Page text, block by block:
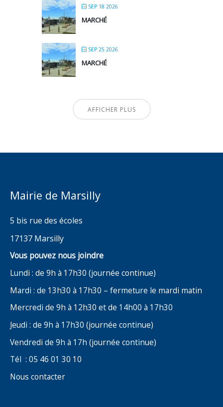
SEP 18 2026
MARCHÉ
SEP 25 2026
MARCHÉ
AFFICHER PLUS
Mairie de Marsilly
5 bis rue des écoles
17137 Marsilly
Vous pouvez nous joindre
Lundi : de 9h à 17h30 (journée continue)
Mardi : de 13h30 à 17h30 – fermeture le mardi matin
Mercredi de 9h à 12h30 et de 14h00 à 17h30
Jeudi : de 9h à 17h30 (journée continue)
Vendredi de 9h à 17h (journée continue)
Tél : 05 46 01 30 10
Nous contacter